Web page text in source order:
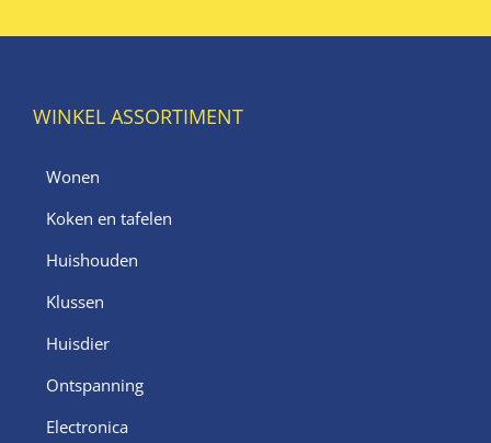
WINKEL ASSORTIMENT
Wonen
Koken en tafelen
Huishouden
Klussen
Huisdier
Ontspanning
Electronica